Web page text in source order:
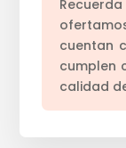
cuentan
cumplen
calidad